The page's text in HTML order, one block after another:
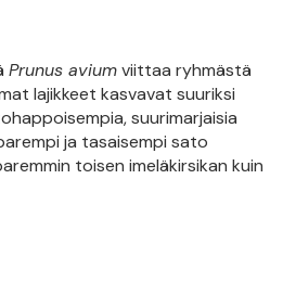
Prunus aviumviittaa ryhmästä
lajikkeet kasvavat suuriksi
suurimarjaisia
ja tasaisempi sato
toisen imeläkirsikan kuin